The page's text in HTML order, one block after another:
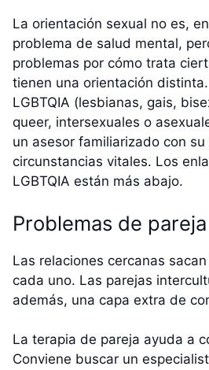
La orientación sexual no es,
problema de salud mental,
problemas por cómo trata
tienen una orientación
LGBTQIA (lesbianas, gais,
queer, intersexuales o
un asesor familiarizado con
circunstancias vitales. Los
LGBTQIA están más abajo.
Problemas de pareja
Las relaciones cercanas
cada uno. Las parejas
además, una capa extra de
La terapia de pareja ayuda a
Conviene buscar un